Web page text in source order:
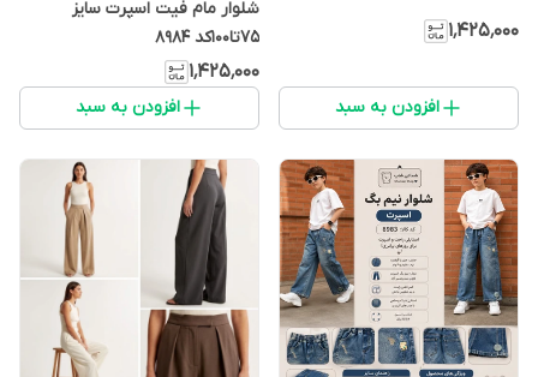
۱٬۴۲۵٬۰۰۰
افزودن به سبد
شلوار مام فیت اسپرت سایز
۷۵تا۱۰۰کد 8984
۱٬۴۲۵٬۰۰۰
افزودن به سبد